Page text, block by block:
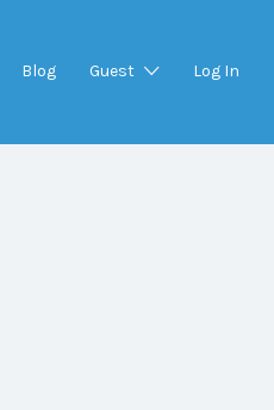
Blog Guest Log In